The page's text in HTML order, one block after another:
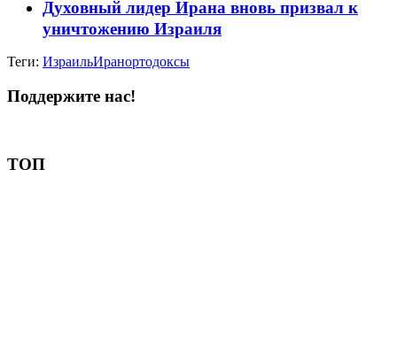
Духовный лидер Ирана вновь призвал к
уничтожению Израиля
Теги: ИзраильИранортодоксы
Поддержите нас!
ТОП